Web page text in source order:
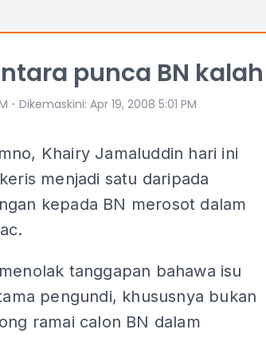
punca BN kalah
⋅ Dikemaskini: Apr 19, 2008 5:01 PM
Khairy Jamaluddin hari ini
menjadi satu daripada
kepada BN merosot dalam
tanggapan bahawa isu
pengundi, khususnya bukan
ramai calon BN dalam